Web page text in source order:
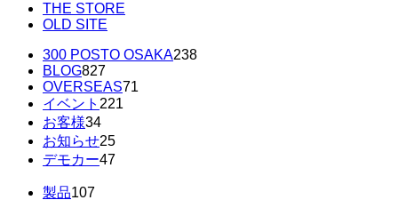
THE STORE
OLD SITE
300 POSTO OSAKA238
BLOG827
OVERSEAS71
イベント 221
お客様34
お知らせ25
デモカー47
製品107